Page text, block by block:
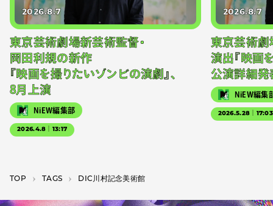
2026.8.7
東京芸術劇場新芸術監督・
岡田利規の新作
『映画を撮りたいゾンビの演劇』、
8月上演
NiEW編集部
2026.4.8｜13:17
2026.8.7
東京芸術劇
演出『映画
公演詳細発
NiEW編集
2026.5.28｜17:03
TOP T­A­G­S DIC川村記念美術館